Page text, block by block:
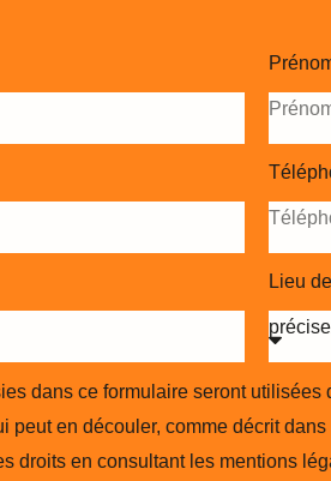
Lieu
dans ce formulaire seront
peut en découler, comme décrit
droits en consultant les mentions